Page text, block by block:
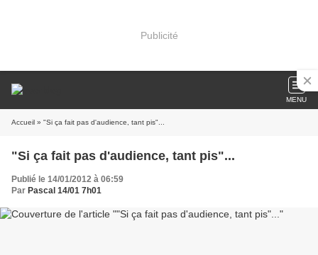
Publicité
MENU
Accueil » "Si ça fait pas d'audience, tant pis"...
"Si ça fait pas d'audience, tant pis"...
Publié le 14/01/2012 à 06:59
Par Pascal 14/01 7h01